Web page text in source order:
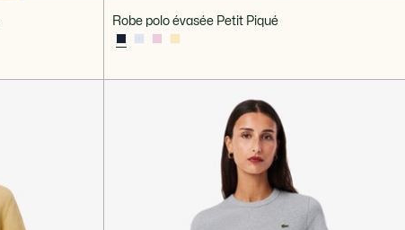
Robe polo évasée Petit Piqué